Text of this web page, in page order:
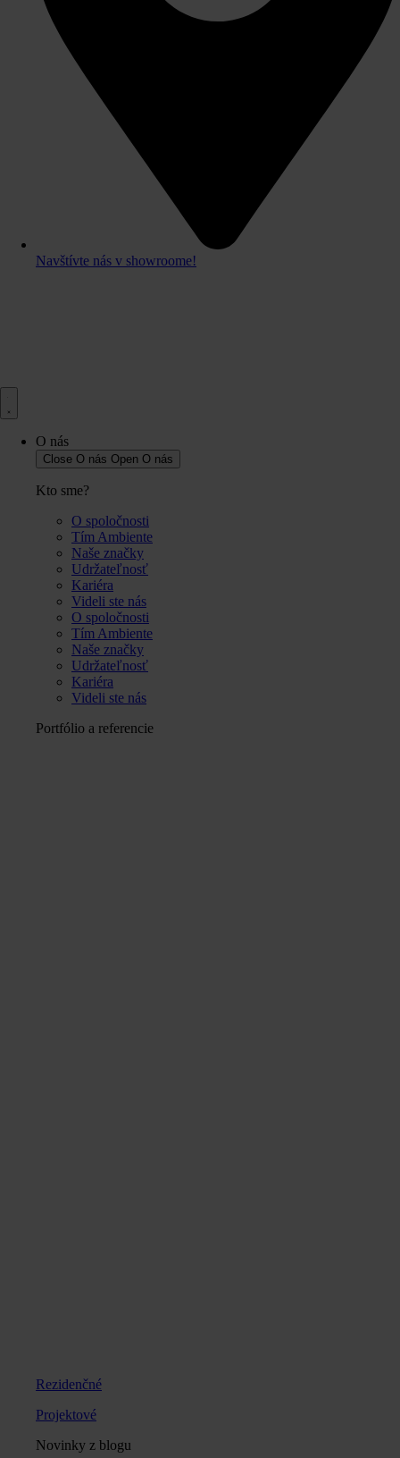
Navštívte nás v showroome!
O nás
Close O nás Open O nás
Kto sme?
O spoločnosti
Tím Ambiente
Naše značky
Udržateľnosť
Kariéra
Videli ste nás
O spoločnosti
Tím Ambiente
Naše značky
Udržateľnosť
Kariéra
Videli ste nás
Portfólio a referencie
Rezidenčné
Projektové
Novinky z blogu